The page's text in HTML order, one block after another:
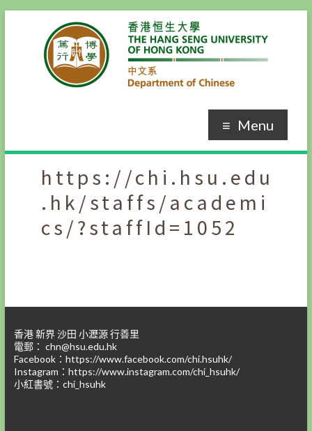
Menu
https://chi.hsu.edu
.hk/staffs/academi
cs/?staffId=1052
香港 新界 沙田 小瀝源 行善里
電郵： chn@hsu.edu.hk
Facebook： https://www.facebook.com/chi.hsuhk/
Instagram： https://www.instagram.com/chi_hsuhk/
小紅書號：chi_hsuhk